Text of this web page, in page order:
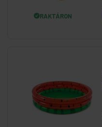
RAKTÁRON